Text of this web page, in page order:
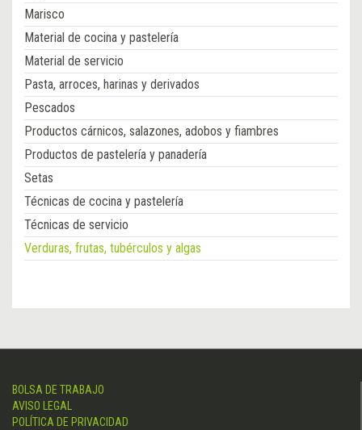
Marisco
Material de cocina y pastelería
Material de servicio
Pasta, arroces, harinas y derivados
Pescados
Productos cárnicos, salazones, adobos y fiambres
Productos de pastelería y panadería
Setas
Técnicas de cocina y pastelería
Técnicas de servicio
Verduras, frutas, tubérculos y algas
BOLSA DE TRABAJO
AVISO LEGAL
POLÍTICA DE PRIVACIDAD